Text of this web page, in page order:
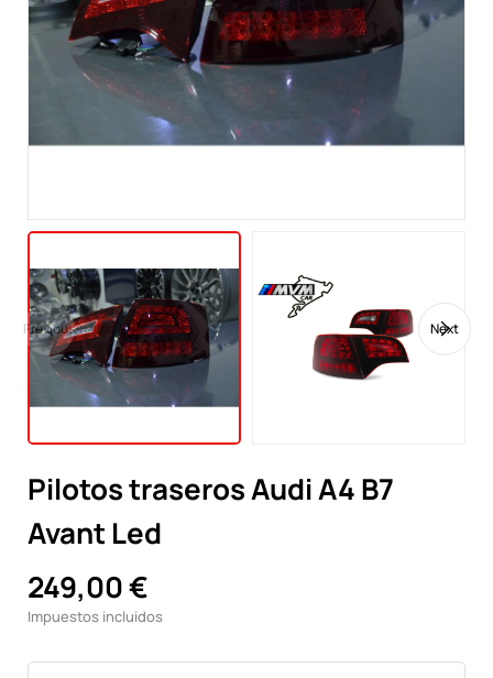
Previous Next
Pilotos traseros Audi A4 B7
Avant Led
249,00 €
Impuestos incluidos